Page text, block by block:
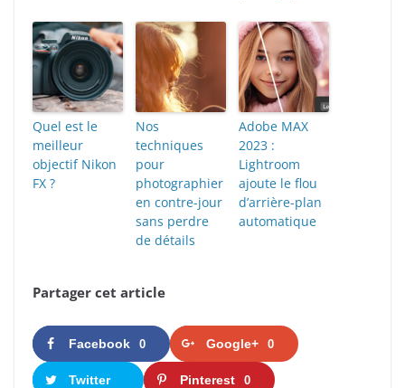
Quel est le
meilleur
objectif Nikon
FX ?
Nos
techniques
pour
photographier
en contre-jour
sans perdre
de détails
Adobe MAX
2023 :
Lightroom
ajoute le flou
d’arrière-plan
automatique
Partager cet article
Facebook 0 Google+ 0
Twitter Pinterest 0